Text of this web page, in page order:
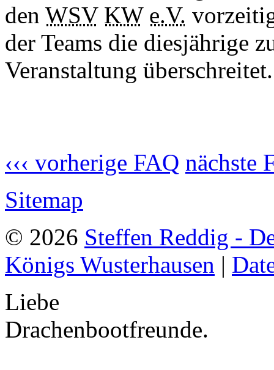
den WSV KW e.V.
der Teams die diesjährige
Veranstaltung überschreitet.
‹‹‹ vorherige FAQ nächste
Sitemap
© 2026 Steffen Reddig -
Königs Wusterhausen |
Liebe
Drachenbootfreunde.